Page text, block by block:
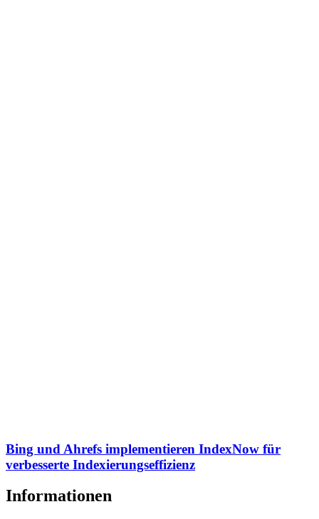
Bing und Ahrefs implementieren IndexNow für
verbesserte Indexierungseffizienz
Informationen